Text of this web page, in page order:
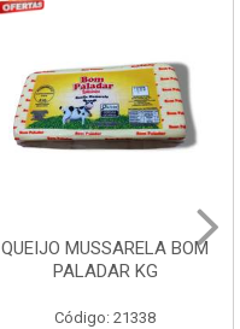
QUEIJO MUSSARELA BOM
PALADAR KG
Código: 21338